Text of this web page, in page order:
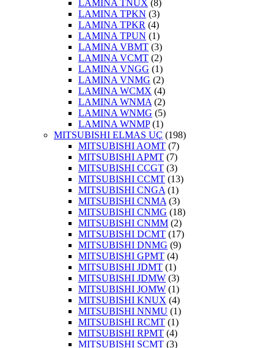
LAMINA TNUX (8)
LAMINA TPKN (3)
LAMINA TPKR (4)
LAMINA TPUN (1)
LAMINA VBMT (3)
LAMINA VCMT (2)
LAMINA VNGG (1)
LAMINA VNMG (2)
LAMINA WCMX (4)
LAMINA WNMA (2)
LAMINA WNMG (5)
LAMINA WNMP(1)
MITSUBISHI ELMAS UÇ (198)
MITSUBISHI AOMT (7)
MITSUBISHI APMT (7)
MITSUBISHI CCGT (3)
MITSUBISHI CCMT (13)
MITSUBISHI CNGA (1)
MITSUBISHI CNMA (3)
MITSUBISHI CNMG (18)
MITSUBISHI CNMM (2)
MITSUBISHI DCMT (17)
MITSUBISHI DNMG (9)
MITSUBISHI GPMT (4)
MITSUBISHI JDMT (1)
MITSUBISHI JDMW (3)
MITSUBISHI JOMW (1)
MITSUBISHI KNUX (4)
MITSUBISHI NNMU (1)
MITSUBISHI RCMT (1)
MITSUBISHI RPMT (4)
MITSUBISHI SCMT (3)